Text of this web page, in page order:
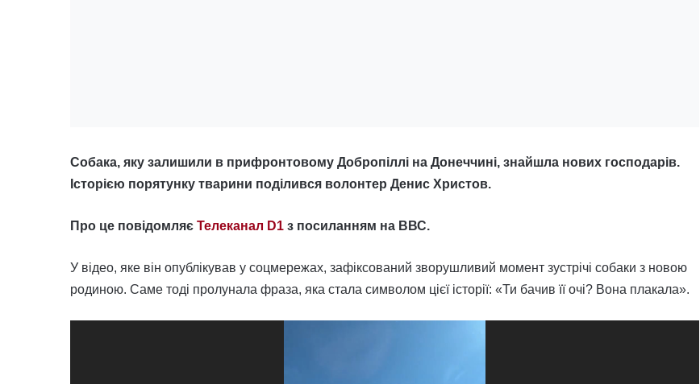
Собака, яку залишили в прифронтовому Добропіллі на Донеччині, знайшла нових господарів.
Історією порятунку тварини поділився волонтер Денис Христов.
Про це повідомляє Телеканал D1 з посиланням на ВВС.
У відео, яке він опублікував у соцмережах, зафіксований зворушливий момент зустрічі собаки з новою
родиною. Саме тоді пролунала фраза, яка стала символом цієї історії: «Ти бачив її очі? Вона плакала».